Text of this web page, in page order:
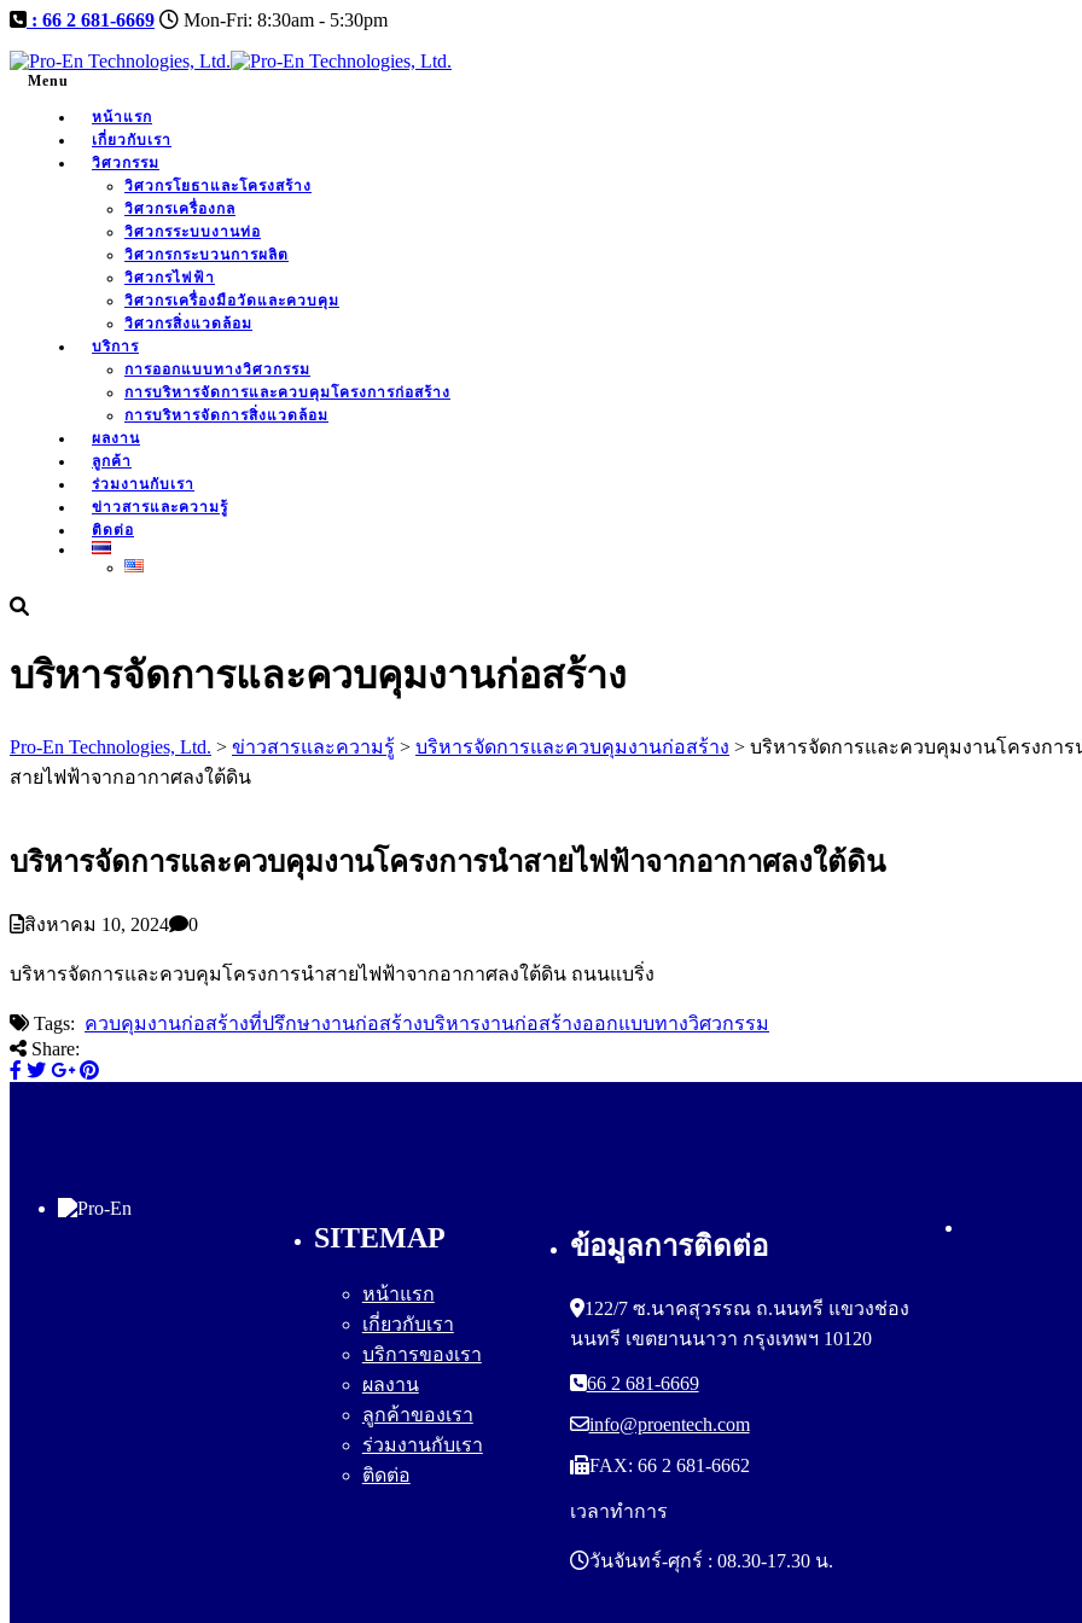
: 66 2 681-6669 Mon-Fri: 8:30am - 5:30pm
Menu
หน้าแรก
เกี่ยวกับเรา
วิศวกรรม
วิศวกรโยธาและโครงสร้าง
วิศวกรเครื่องกล
วิศวกรระบบงานท่อ
วิศวกรกระบวนการผลิต
วิศวกรไฟฟ้า
วิศวกรเครื่องมือวัดและควบคุม
วิศวกรสิ่งแวดล้อม
บริการ
การออกแบบทางวิศวกรรม
การบริหารจัดการและควบคุมโครงการก่อสร้าง
การบริหารจัดการสิ่งแวดล้อม
ผลงาน
ลูกค้า
ร่วมงานกับเรา
ข่าวสารและความรู้
ติดต่อ
บริหารจัดการและควบคุมงานก่อสร้าง
Pro-En Technologies, Ltd. > ข่าวสารและความรู้ > บริหารจัดการและควบคุมงานก่อสร้าง > บริหารจัดการและควบคุมงานโครงการ
สายไฟฟ้าจากอากาศลงใต้ดิน
บริหารจัดการและควบคุมงานโครงการนำสายไฟฟ้าจากอากาศลงใต้ดิน
สิงหาคม 10, 2024 0
บริหารจัดการและควบคุมโครงการนำสายไฟฟ้าจากอากาศลงใต้ดิน ถนนแบริ่ง
Tags: ควบคุมงานก่อสร้างที่ปรึกษางานก่อสร้างบริหารงานก่อสร้างออกแบบทางวิศวกรรม
Share:
SITEMAP
หน้าแรก
เกี่ยวกับเรา
บริการของเรา
ผลงาน
ลูกค้าของเรา
ร่วมงานกับเรา
ติดต่อ
ข้อมูลการติดต่อ
122/7 ซ.นาคสุวรรณ ถ.นนทรี แขวงช่อง
นนทรี เขตยานนาวา กรุงเทพฯ 10120
66 2 681-6669
info@proentech.com
FAX: 66 2 681-6662
เวลาทำการ
วันจันทร์-ศุกร์ : 08.30-17.30 น.